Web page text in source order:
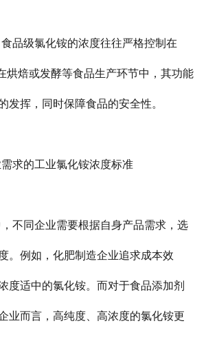
品级氯化铵的浓度往往严格控制在
烘焙或发酵等食品生产环节中，其功能
发挥，同时保障食品的安全性。
求的工业氯化铵浓度标准
不同企业需要根据自身产品需求，选
。例如，化肥制造企业追求成本效
度适中的氯化铵。而对于食品添加剂
业而言，高纯度、高浓度的氯化铵更